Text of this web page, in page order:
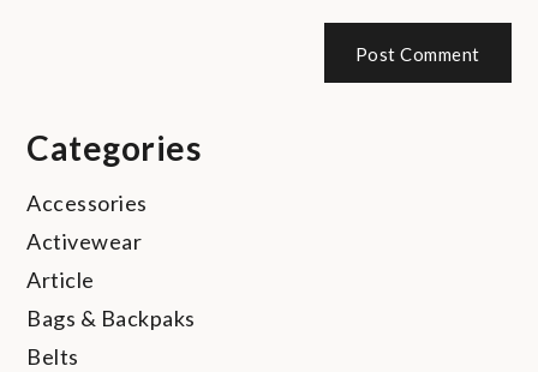
Categories
Accessories
Activewear
Article
Bags & Backpaks
Belts